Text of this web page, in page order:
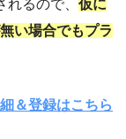
るので、 仮に
い場合でもプラ
＆登録はこちら